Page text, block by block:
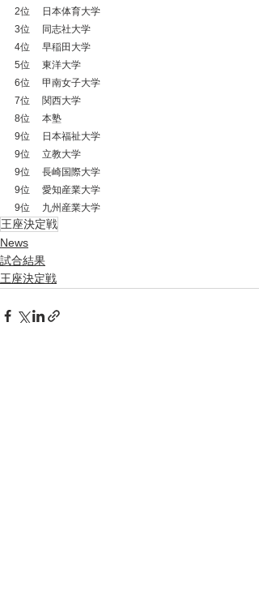
2位　 日本体育大学
3位　 同志社大学
4位　 早稲田大学
5位　 東洋大学
6位　 甲南女子大学
7位　 関西大学
8位　 本塾
9位　 日本福祉大学
9位　 立教大学
9位　 長崎国際大学
9位　 愛知産業大学
9位　 九州産業大学
王座決定戦
News
試合結果
王座決定戦